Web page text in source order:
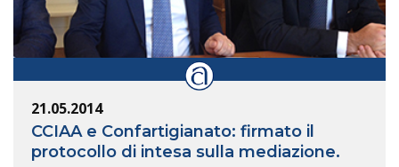
21.05.2014
CCIAA e Confartigianato: firmato il
protocollo di intesa sulla mediazione.